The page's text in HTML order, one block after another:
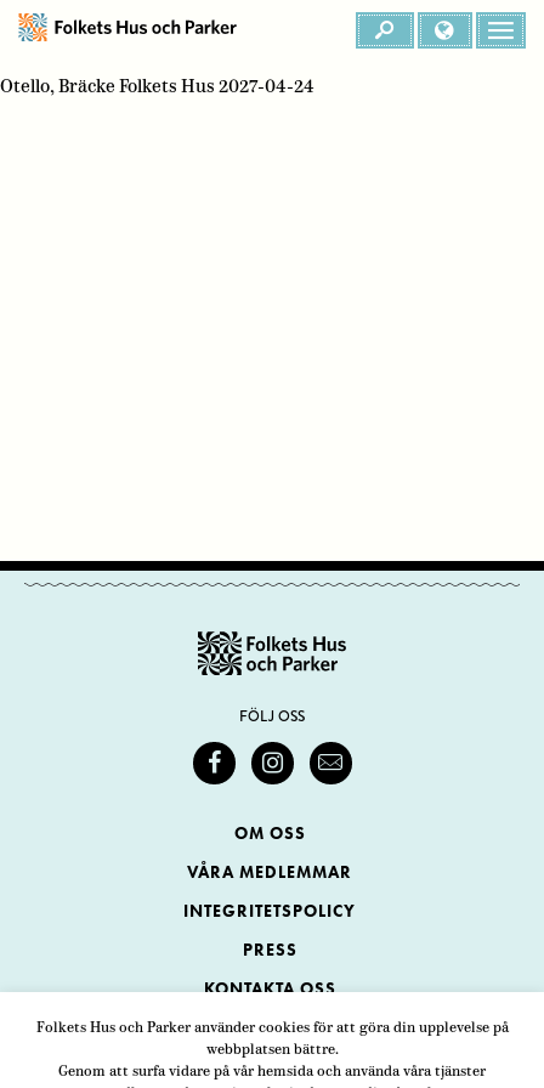
Folkets Hus och Parker använder cookies för att göra din upplevelse på
webbplatsen bättre.
Genom att surfa vidare på vår hemsida och använda våra tjänster
Otello, Bräcke Folkets Hus 2027-04-24
FÖLJ OSS
OM OSS
VÅRA MEDLEMMAR
INTEGRITETSPOLICY
PRESS
KONTAKTA OSS
Folkets Hus och Parker